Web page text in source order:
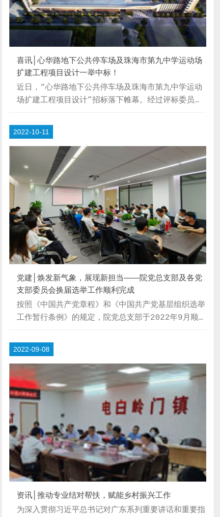
喜讯│心华路地下公共停车场及珠海市第九中学运动场
扩建工程项目设计一举中标！
近日，“心华路地下公共停车场及珠海市第九中学运动
场扩建工程项目设计”招标落下帷幕。经过评标委员会
目背景】为深入贯彻中央关于建设高质量教育体系和省
委、省政府《关于推动基础教育深化改革高质量发展的
意见》的决策部署，认真落实市委市政府工作精神，加
快推进香洲区公办中小学、幼儿园建设，加大公办优质
学位供给，力争在3年内解决主城区公办学位不足问
题，推动基础教育高质量发展，2022年7月5日珠海市
人民政府办公室关于印发珠海市主城区基础教育学
位...
2022-10-11
党建│焕发新气象，展现新担当——院党总支部及各党
支部委员会换届选举工作顺利完成
按照《中国共产党章程》和《中国共产党基层组织选举
工作暂行条例》的规定，院党总支部于2022年9月顺
换届选举大会在庄严的《国歌》声中拉开帷幕。会上报
告党员大会筹备工作情况；听取和审议党总支部委员会
工作报告；酝酿讨论委员候选人预备人选并确定候选
人；讨论并表决通过《选举办法（草案）》和监票人、
计票人建议人选名单。△党员举手表决会议上，党总支
部书记张震山代表本届党总支作换届工作报告，报告对
过去三年党总支委员会的工作进行了全面总结，分析
了...
2022-09-08
资讯│推动专业结对帮扶，赋能乡村振兴工作
为深入贯彻习近平总书记对广东系列重要讲话和重要指